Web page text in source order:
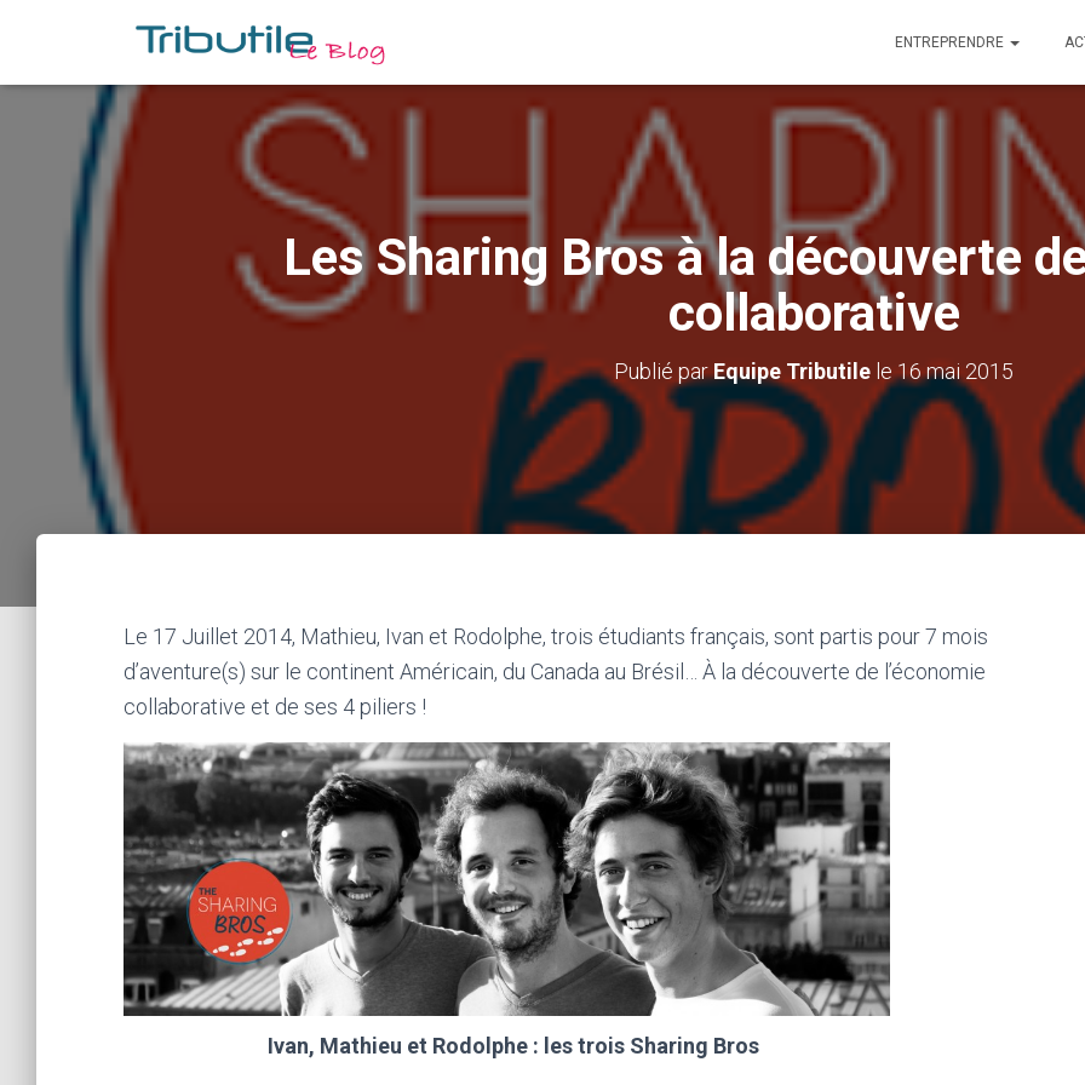
ENTREPRENDRE
Les Sharing Bros à la découverte
collaborative
Publié parEquipe Tributile le16 mai 2015
Le 17 Juillet 2014, Mathieu, Ivan et Rodolphe, trois étudiants français, sont partis pour 7 mois
d’aventure(s) sur le continent Américain, du Canada au Brésil… À la découverte de l’économie
collaborative et de ses 4 piliers !
Ivan, Mathieu et Rodolphe : les trois Sharing Bros